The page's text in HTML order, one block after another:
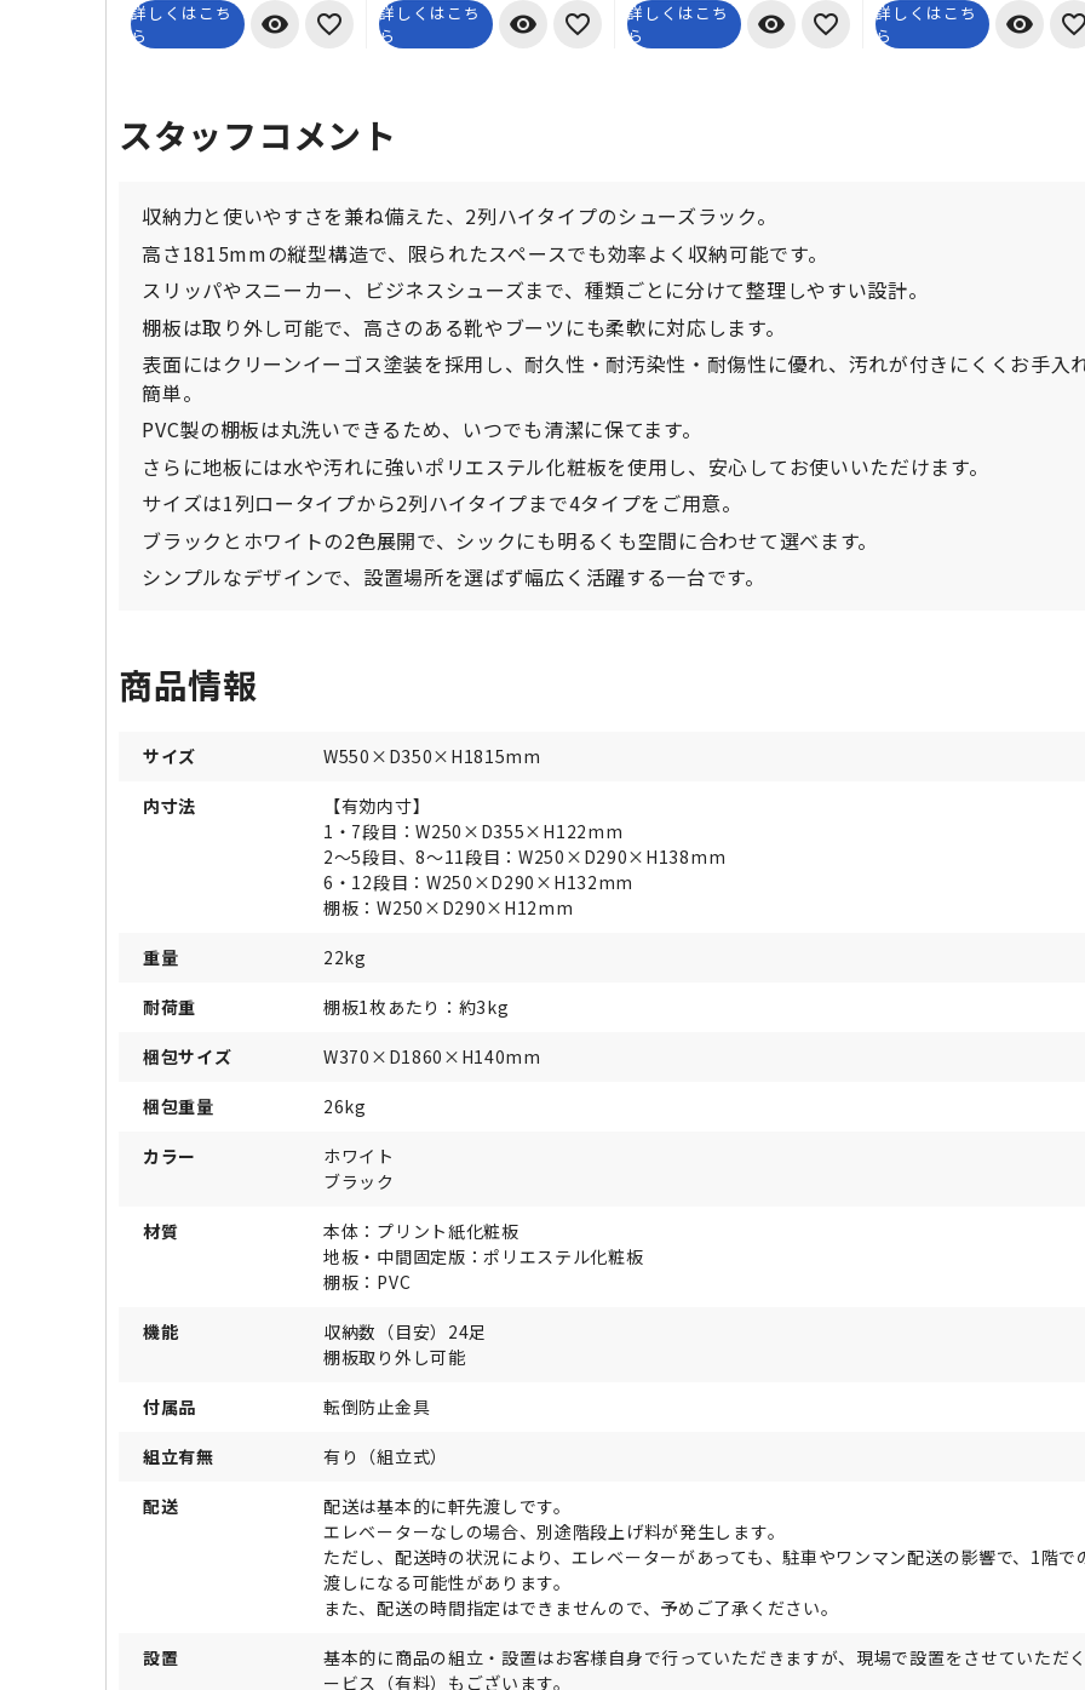
詳しくはこち
ら
visibility
詳しくはこち
ら
visibility
詳しくはこち
ら
visibility
詳しくはこち
ら
visibility
スタッフコメント
収納力と使いやすさを兼ね備えた、2列ハイタイプのシューズラック。
高さ1815mmの縦型構造で、限られたスペースでも効率よく収納可能です。
スリッパやスニーカー、ビジネスシューズまで、種類ごとに分けて整理しやすい設計。
棚板は取り外し可能で、高さのある靴やブーツにも柔軟に対応します。
表面にはクリーンイーゴス塗装を採用し、耐久性・耐汚染性・耐傷性に優れ、汚れが付きにくくお手入
簡単。
PVC製の棚板は丸洗いできるため、いつでも清潔に保てます。
さらに地板には水や汚れに強いポリエステル化粧板を使用し、安心してお使いいただけます。
サイズは1列ロータイプから2列ハイタイプまで4タイプをご用意。
ブラックとホワイトの2色展開で、シックにも明るくも空間に合わせて選べます。
シンプルなデザインで、設置場所を選ばず幅広く活躍する一台です。
商品情報
サイズ W550×D350×H1815mm
内寸法
【有効内寸】
1・7段目：W250×D355×H122mm
2～5段目、8～11段目：W250×D290×H138mm
6・12段目：W250×D290×H132mm
棚板：W250×D290×H12mm
重量 22kg
耐荷重 棚板1枚あたり：約3kg
梱包サイズ W370×D1860×H140mm
梱包重量 26kg
カラー
ホワイト
ブラック
材質
本体：プリント紙化粧板
地板・中間固定版：ポリエステル化粧板
棚板：PVC
機能
収納数（目安）24足
棚板取り外し可能
付属品 転倒防止金具
組立有無 有り（組立式）
配送
配送は基本的に軒先渡しです。
エレベーターなしの場合、別途階段上げ料が発生します。
ただし、配送時の状況により、エレベーターがあっても、駐車やワンマン配送の影響で、1階で
渡しになる可能性があります。
また、配送の時間指定はできませんので、予めご了承ください。
設置
基本的に商品の組立・設置はお客様自身で行っていただきますが、現場で設置をさせていただ
ービス（有料）もございます。